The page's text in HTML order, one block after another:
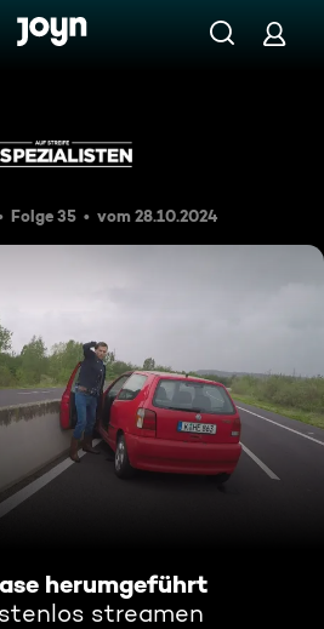
Folge 35 vom 28.10.2024
herumgeführt
streamen